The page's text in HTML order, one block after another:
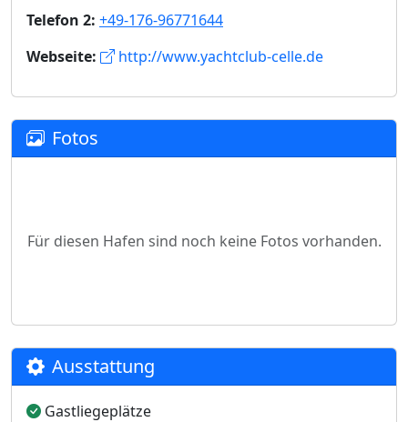
Telefon 2: +49-176-96771644
Webseite:
http://www.yachtclub-celle.de
Fotos
Für diesen Hafen sind noch keine Fotos vorhanden.
Ausstattung
Gastliegeplätze